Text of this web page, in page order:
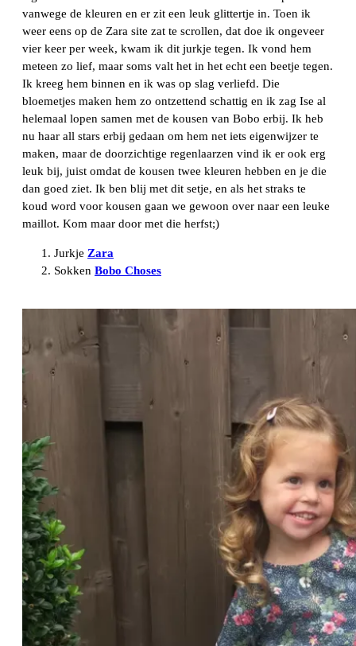
vanwege de kleuren en er zit een leuk glittertje in. Toen ik
weer eens op de Zara site zat te scrollen, dat doe ik ongeveer
vier keer per week, kwam ik dit jurkje tegen. Ik vond hem
meteen zo lief, maar soms valt het in het echt een beetje tegen.
Ik kreeg hem binnen en ik was op slag verliefd. Die
bloemetjes maken hem zo ontzettend schattig en ik zag Ise al
helemaal lopen samen met de kousen van Bobo erbij. Ik heb
nu haar all stars erbij gedaan om hem net iets eigenwijzer te
maken, maar de doorzichtige regenlaarzen vind ik er ook erg
leuk bij, juist omdat de kousen twee kleuren hebben en je die
dan goed ziet. Ik ben blij met dit setje, en als het straks te
koud word voor kousen gaan we gewoon over naar een leuke
maillot. Kom maar door met die herfst;)
Jurkje Zara
Sokken Bobo Choses